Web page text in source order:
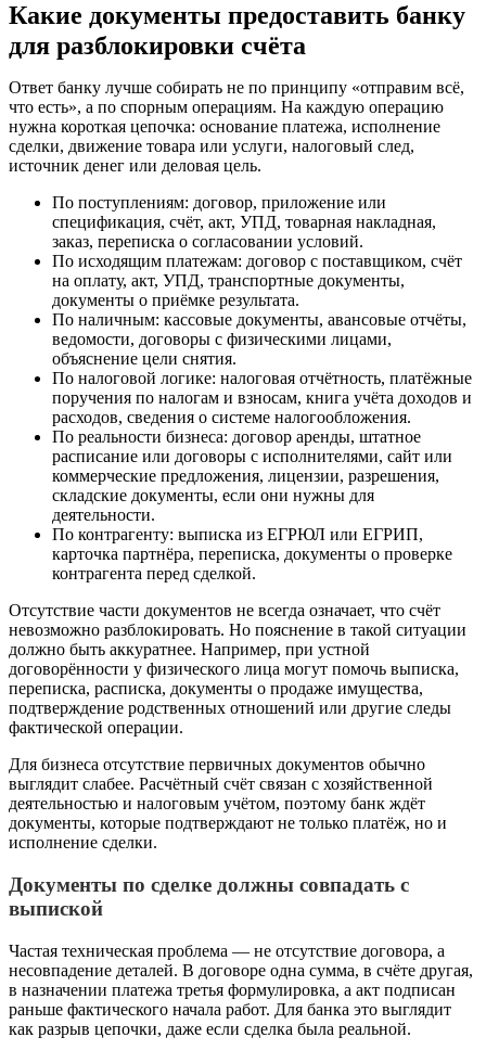
Какие документы предоставить банку
для разблокировки счёта
Ответ банку лучше собирать не по принципу «отправим всё,
что есть», а по спорным операциям. На каждую операцию
нужна короткая цепочка: основание платежа, исполнение
сделки, движение товара или услуги, налоговый след,
источник денег или деловая цель.
По поступлениям: договор, приложение или
спецификация, счёт, акт, УПД, товарная накладная,
заказ, переписка о согласовании условий.
По исходящим платежам: договор с поставщиком, счёт
на оплату, акт, УПД, транспортные документы,
документы о приёмке результата.
По наличным: кассовые документы, авансовые отчёты,
ведомости, договоры с физическими лицами,
объяснение цели снятия.
По налоговой логике: налоговая отчётность, платёжные
поручения по налогам и взносам, книга учёта доходов и
расходов, сведения о системе налогообложения.
По реальности бизнеса: договор аренды, штатное
расписание или договоры с исполнителями, сайт или
коммерческие предложения, лицензии, разрешения,
складские документы, если они нужны для
деятельности.
По контрагенту: выписка из ЕГРЮЛ или ЕГРИП,
карточка партнёра, переписка, документы о проверке
контрагента перед сделкой.
Отсутствие части документов не всегда означает, что счёт
невозможно разблокировать. Но пояснение в такой ситуации
должно быть аккуратнее. Например, при устной
договорённости у физического лица могут помочь выписка,
переписка, расписка, документы о продаже имущества,
подтверждение родственных отношений или другие следы
фактической операции.
Для бизнеса отсутствие первичных документов обычно
выглядит слабее. Расчётный счёт связан с хозяйственной
деятельностью и налоговым учётом, поэтому банк ждёт
документы, которые подтверждают не только платёж, но и
исполнение сделки.
Документы по сделке должны совпадать с
выпиской
Частая техническая проблема — не отсутствие договора, а
несовпадение деталей. В договоре одна сумма, в счёте другая,
в назначении платежа третья формулировка, а акт подписан
раньше фактического начала работ. Для банка это выглядит
как разрыв цепочки, даже если сделка была реальной.